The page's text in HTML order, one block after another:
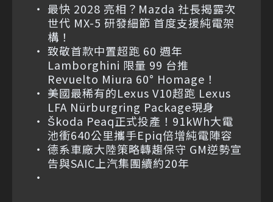
最快 2028 亮相？Mazda 社長揭露次
世代 MX-5 研發細節 首度支援純電架
構！
致敬首款中置超跑 60 週年
Lamborghini 限量 99 台推
Revuelto Miura 60° Homage！
美國最稀有的Lexus V10超跑 Lexus
LFA Nürburgring Package現身
Škoda Peaq正式投產！91kWh大電
池衝640公里攜手Epiq倍增純電陣容
德系車廠大陸策略轉趨保守 GM逆勢宣
告與SAIC上汽集團續約20年